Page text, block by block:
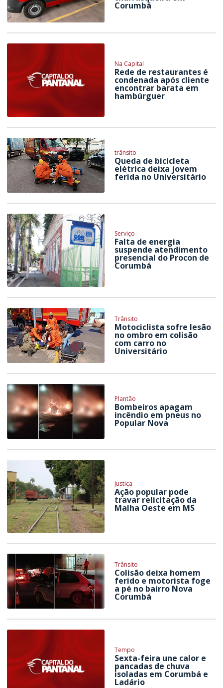
Corumbá
Na Capital
Rede de restaurantes é
condenada após cliente
encontrar barata em
hambúrguer
trânsito
Queda de bicicleta
elétrica deixa jovem
ferida no Universitário
Serviço
Falta de energia
suspende atendimento
presencial do Procon de
Corumbá
Trânsito
Motociclista sofre lesão
no ombro em colisão
com carro no
Universitário
Plantão
Bombeiros apagam
incêndio em pneus no
Popular Nova
Justiça
Ação popular pode
travar relicitação da
Malha Oeste em MS
Trânsito
Colisão deixa homem
ferido e motorista foge
a pé no bairro Nova
Corumbá
Tempo
Sexta-feira une calor e
pancadas de chuva
isoladas em Corumbá e
Ladário